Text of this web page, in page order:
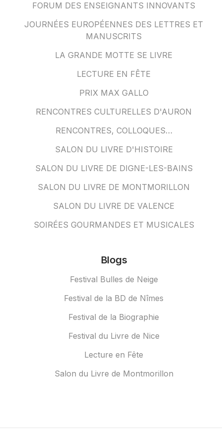
FORUM DES ENSEIGNANTS INNOVANTS
JOURNÉES EUROPÉENNES DES LETTRES ET
MANUSCRITS
LA GRANDE MOTTE SE LIVRE
LECTURE EN FÊTE
PRIX MAX GALLO
RENCONTRES CULTURELLES D'AURON
RENCONTRES, COLLOQUES…
SALON DU LIVRE D'HISTOIRE
SALON DU LIVRE DE DIGNE-LES-BAINS
SALON DU LIVRE DE MONTMORILLON
SALON DU LIVRE DE VALENCE
SOIRÉES GOURMANDES ET MUSICALES
Blogs
Festival Bulles de Neige
Festival de la BD de Nîmes
Festival de la Biographie
Festival du Livre de Nice
Lecture en Fête
Salon du Livre de Montmorillon